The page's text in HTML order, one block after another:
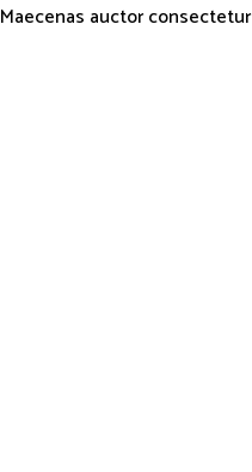
Maecenas auctor consectetur